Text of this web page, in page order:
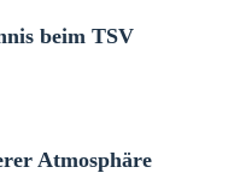
beim TSV
Atmosphäre